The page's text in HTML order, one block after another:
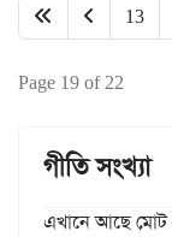
13
Page 19 of 22
গীতি সংখ্যা
এখানে আছে মোট